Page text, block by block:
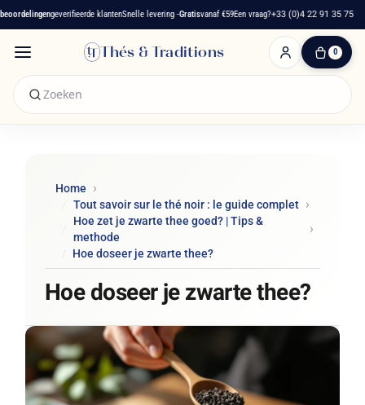
geverifieerde klantenSnelle levering -Gratisvanaf €59Een vraag?+33 (0)4 22 91 35 75
Thés & Traditions 0
0
Home
Tout savoir sur le thé noir : le guide complet
Hoe zet je zwarte thee goed? | Tips &
methode
Hoe doseer je zwarte thee?
Hoe doseer je zwarte thee?